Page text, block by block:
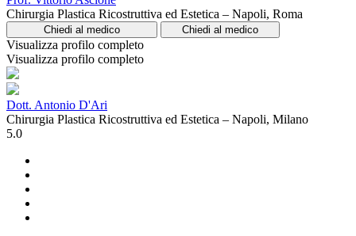
Chirurgia Plastica Ricostruttiva ed Estetica – Napoli, Roma
Chiedi al medico Chiedi al medico
Visualizza profilo completo
Visualizza profilo completo
Dott. Antonio D'Ari
Chirurgia Plastica Ricostruttiva ed Estetica – Napoli, Milano
5.0